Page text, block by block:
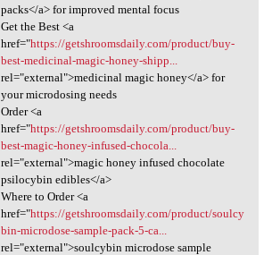
packs</a> for improved mental focus
Get the Best <a
href="https://getshroomsdaily.com/product/buy-
best-medicinal-magic-honey-shipp...
rel="external">medicinal magic honey</a> for
your microdosing needs
Order <a
href="https://getshroomsdaily.com/product/buy-
best-magic-honey-infused-chocola...
rel="external">magic honey infused chocolate
psilocybin edibles</a>
Where to Order <a
href="https://getshroomsdaily.com/product/soulcy
bin-microdose-sample-pack-5-ca...
rel="external">soulcybin microdose sample